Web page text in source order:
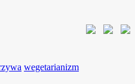
wegetarianizm